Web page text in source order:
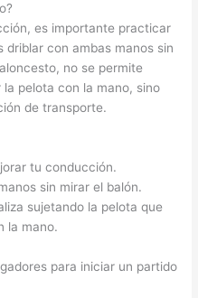
es importante practicar
driblar con ambas manos sin
no se permite
pelota con la mano, sino
de transporte.
tu conducción.
sin mirar el balón.
sujetando la pelota que
la mano.
para iniciar un partido